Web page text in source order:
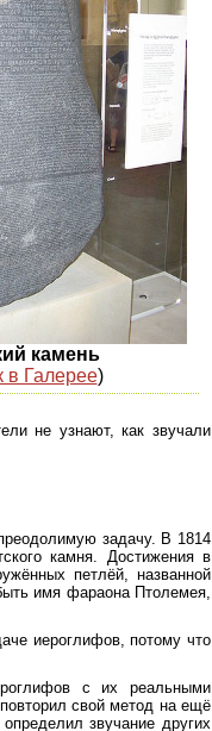
камень
в Галерее)
не узнают, как звучали
задачу. В 1814
камня. Достижения в
петлёй, названной
имя фараона Птолемея,
иероглифов, потому что
с их реальными
свой метод на ещё
звучание других